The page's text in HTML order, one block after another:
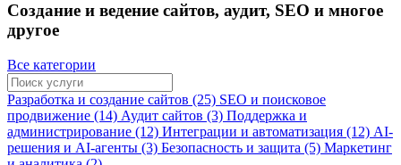
Создание и ведение сайтов, аудит, SEO и многое
другое
Все категории
Разработка и создание сайтов (25) SEO и поисковое
продвижение (14) Аудит сайтов (3) Поддержка и
администрирование (12) Интеграции и автоматизация (12) AI-
решения и AI-агенты (3) Безопасность и защита (5) Маркетинг